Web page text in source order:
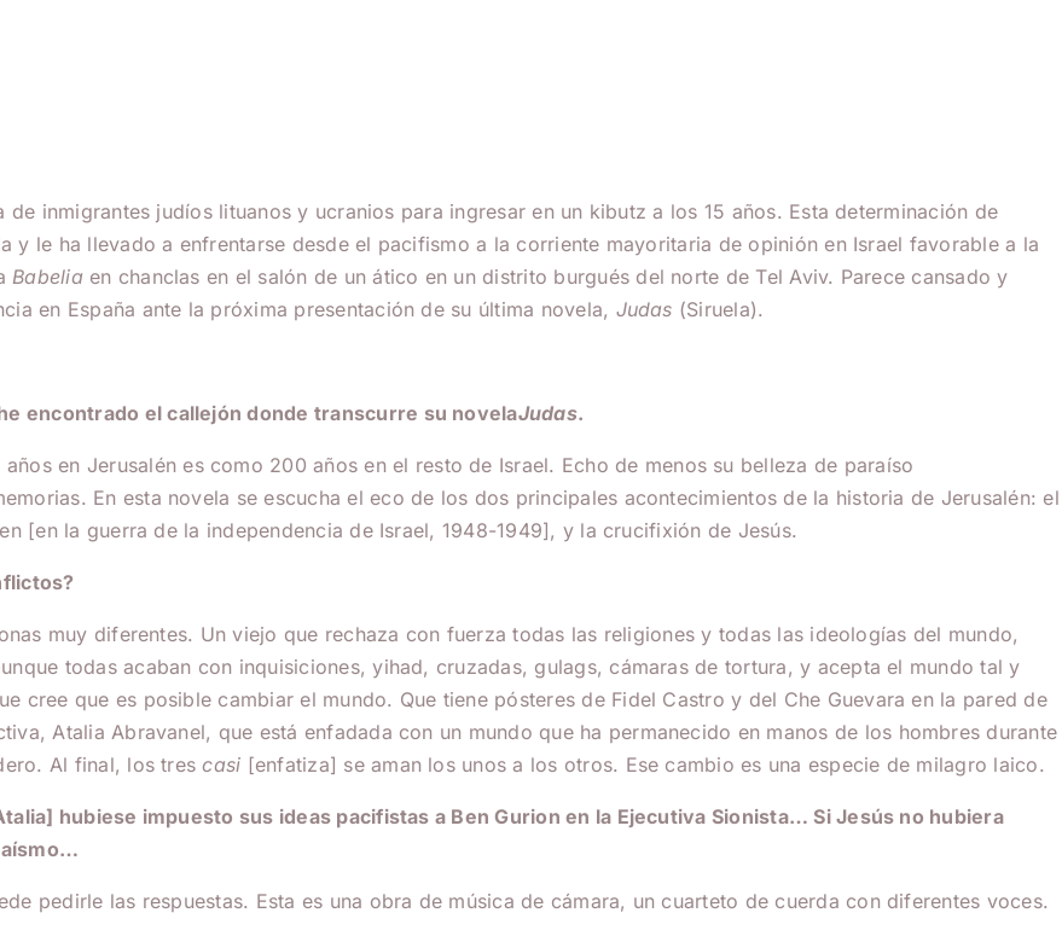
inmigrantes judíos lituanos y ucranios para ingresar en un kibutz a los 15 años. Esta determinación de
le ha llevado a enfrentarse desde el pacifismo a la corriente mayoritaria de opinión en Israel favorable a la
Babelia en chanclas en el salón de un ático en un distrito burgués del norte de Tel Aviv. Parece cansado y
en España ante la próxima presentación de su última novela, Judas (Siruela).
encontrado el callejón donde transcurre su novelaJudas.
en Jerusalén es como 200 años en el resto de Israel. Echo de menos su belleza de paraíso
En esta novela se escucha el eco de los dos principales acontecimientos de la historia de Jerusalén: el
[en la guerra de la independencia de Israel, 1948-1949], y la crucifixión de Jesús.
muy diferentes. Un viejo que rechaza con fuerza todas las religiones y todas las ideologías del mundo,
todas acaban con inquisiciones, yihad, cruzadas, gulags, cámaras de tortura, y acepta el mundo tal y
cree que es posible cambiar el mundo. Que tiene pósteres de Fidel Castro y del Che Guevara en la pared de
Atalia Abravanel, que está enfadada con un mundo que ha permanecido en manos de los hombres durante
Al final, los trescasi [enfatiza] se aman los unos a los otros. Ese cambio es una especie de milagro laico.
hubiese impuesto sus ideas pacifistas a Ben Gurion en la Ejecutiva Sionista… Si Jesús no hubiera
pedirle las respuestas. Esta es una obra de música de cámara, un cuarteto de cuerda con diferentes voces.